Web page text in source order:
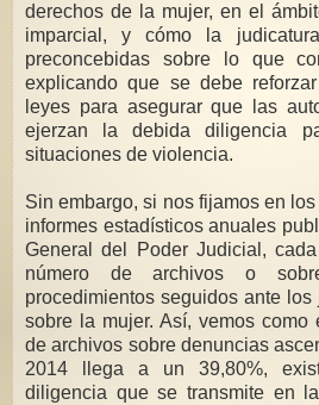
derechos de la mujer, en el
imparcial, y cómo la
preconcebidas sobre lo que
explicando que se debe
leyes para asegurar que las
ejerzan la debida diligencia
situaciones de violencia.
Sin embargo, si nos fijamos en
informes estadísticos anuales
General del Poder Judicial,
número de archivos o
procedimientos seguidos ante
sobre la mujer. Así, vemos como
de archivos sobre denuncias
2014 llega a un 39,80%,
diligencia que se transmite en